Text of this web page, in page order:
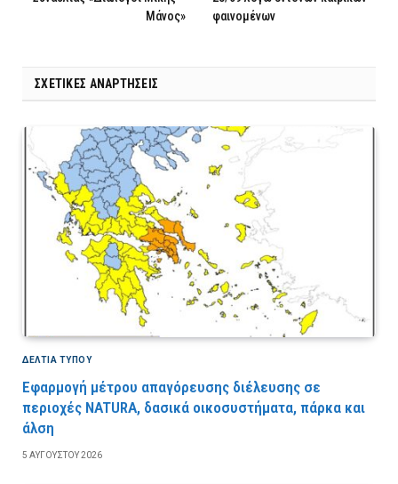
Μάνος»
φαινομένων
ΣΧΕΤΙΚΈΣ ΑΝΑΡΤΉΣΕΙΣ
ΔΕΛΤΙΑ ΤΥΠΟΥ
Εφαρμογή μέτρου απαγόρευσης διέλευσης σε
περιοχές NATURA, δασικά οικοσυστήματα, πάρκα και
άλση
5 ΑΥΓΟΎΣΤΟΥ 2026